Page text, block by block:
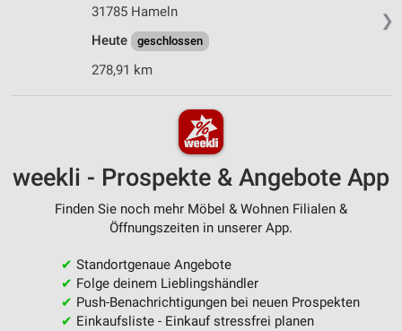
❯
31785 Hameln
Heute
geschlossen
278,91 km
weekli - Prospekte & Angebote App
Finden Sie noch mehr Möbel & Wohnen Filialen &
Öffnungszeiten in unserer App.
✔ Standortgenaue Angebote
✔ Folge deinem Lieblingshändler
✔ Push-Benachrichtigungen bei neuen Prospekten
✔ Einkaufsliste - Einkauf stressfrei planen